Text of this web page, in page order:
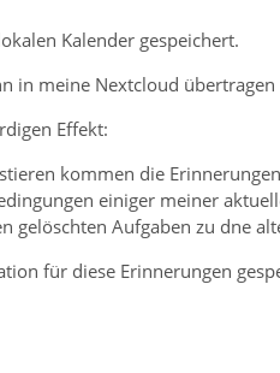
Kalender gespeichert.
in meine Nextcloud
Effekt:
kommen die
einiger meiner
gelöschten Aufgaben zu dne
für diese Erinnerungen